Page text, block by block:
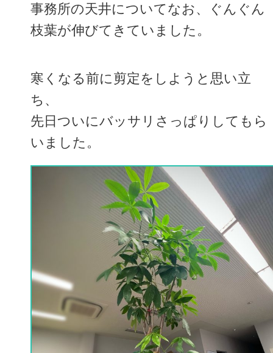
事務所の天井についてなお、ぐんぐん
枝葉が伸びてきていました。
寒くなる前に剪定をしようと思い立
ち、
先日ついにバッサリさっぱりしてもら
いました。